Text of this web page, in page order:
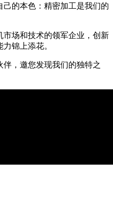
的本色：精密加工是我们的
市场和技术的领军企业，创新
锦上添花。
伴，邀您发现我们的独特之